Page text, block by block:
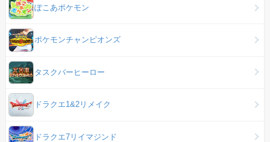
ぽこあポケモン
ポケモンチャンピオンズ
タスクバーヒーロー
ドラクエ1&2リメイク
ドラクエ7リイマジンド